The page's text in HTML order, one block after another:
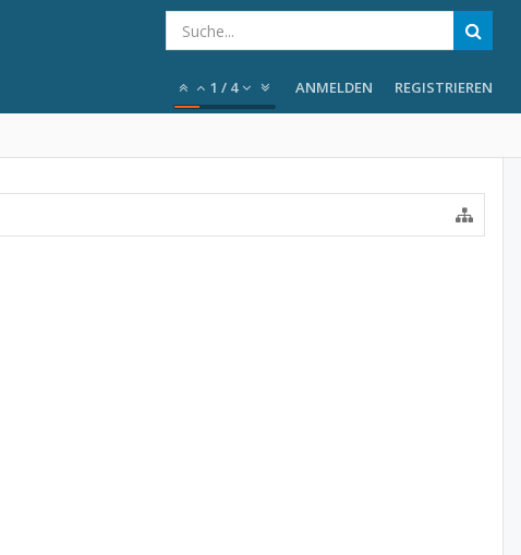
1 / 4 ANMELDEN REGISTRIEREN